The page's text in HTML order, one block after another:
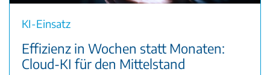
KI-Einsatz
Effizienz in Wochen statt Monaten:
Cloud-KI für den Mittelstand